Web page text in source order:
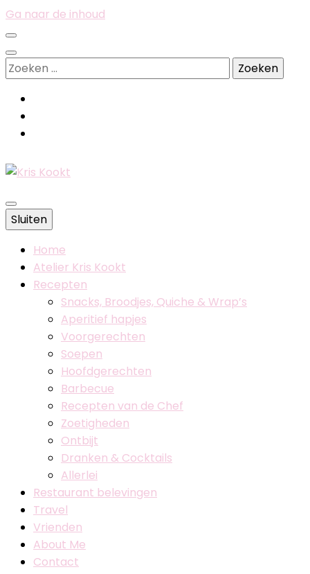
Ga naar de inhoud
Zoeken
naar:
Kris Kookt
Belgische foodblog
Sluiten
Home
Atelier Kris Kookt
Recepten
Snacks, Broodjes, Quiche & Wrap’s
Aperitief hapjes
Voorgerechten
Soepen
Hoofdgerechten
Barbecue
Recepten van de Chef
Zoetigheden
Ontbijt
Dranken & Cocktails
Allerlei
Restaurant belevingen
Travel
Vrienden
About Me
Contact